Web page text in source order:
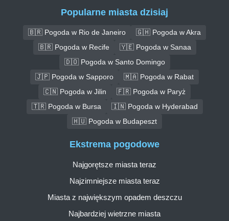
Popularne miasta dzisiaj
🇧🇷 Pogoda w Rio de Janeiro
🇬🇭 Pogoda w Akra
🇧🇷 Pogoda w Recife
🇾🇪 Pogoda w Sanaa
🇩🇴 Pogoda w Santo Domingo
🇯🇵 Pogoda w Sapporo
🇲🇦 Pogoda w Rabat
🇨🇳 Pogoda w Jilin
🇫🇷 Pogoda w Paryż
🇹🇷 Pogoda w Bursa
🇮🇳 Pogoda w Hyderabad
🇭🇺 Pogoda w Budapeszt
Ekstrema pogodowe
Najgorętsze miasta teraz
Najzimniejsze miasta teraz
Miasta z największym opadem deszczu
Najbardziej wietrzne miasta